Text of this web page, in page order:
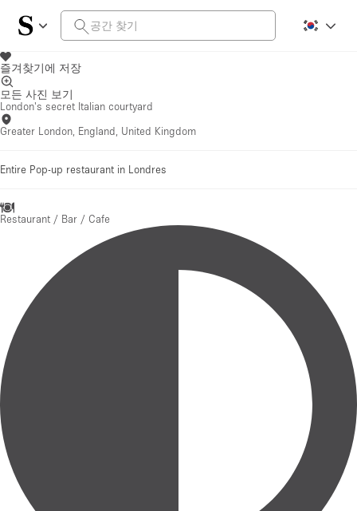
즐겨찾기에 저장
모든 사진 보기
London's secret Italian courtyard
Greater London, England, United Kingdom
Entire Pop-up restaurant in Londres
Restaurant / Bar / Cafe